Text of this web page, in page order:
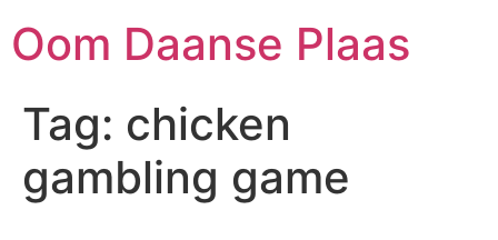
to
content
Oom Daanse Plaas
Tag: chicken
gambling game